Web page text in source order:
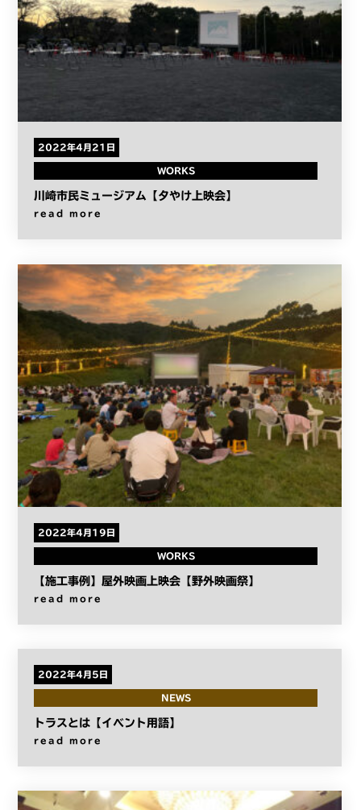
2022年4月21日
WORKS
川崎市民ミュージアム【夕やけ上映会】
read more
2022年4月19日
WORKS
【施工事例】屋外映画上映会【野外映画祭】
read more
2022年4月5日
NEWS
トラスとは【イベント用語】
read more